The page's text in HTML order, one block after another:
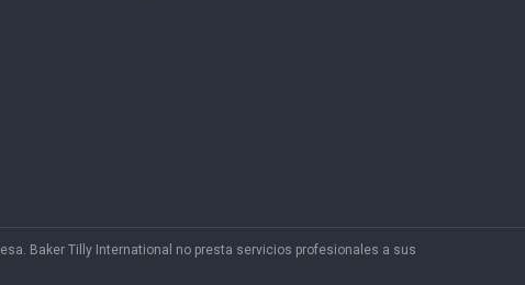
Baker Tilly International no presta servicios profesionales a sus